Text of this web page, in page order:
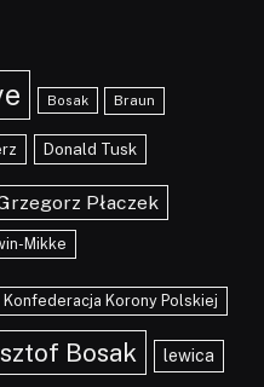
Bosak Braun
Donald Tusk
Płaczek
Mikke
Konfederacja Korony Polskiej
Bosak lewica